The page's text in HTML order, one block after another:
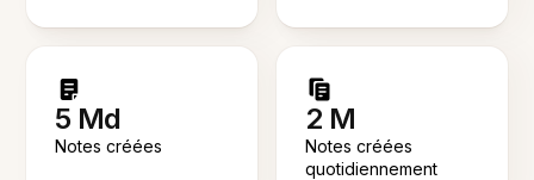
5 Md
Notes créées
2 M
Notes créées
quotidiennement